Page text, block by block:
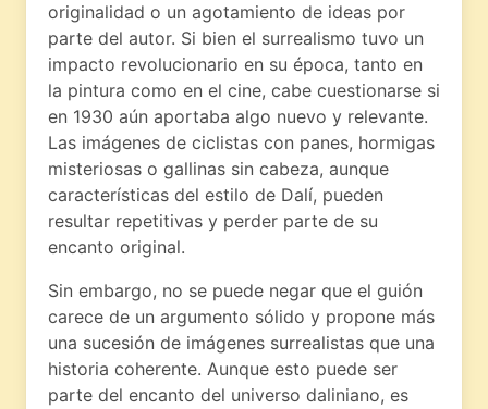
originalidad o un agotamiento de ideas por
parte del autor. Si bien el surrealismo tuvo un
impacto revolucionario en su época, tanto en
la pintura como en el cine, cabe cuestionarse si
en 1930 aún aportaba algo nuevo y relevante.
Las imágenes de ciclistas con panes, hormigas
misteriosas o gallinas sin cabeza, aunque
características del estilo de Dalí, pueden
resultar repetitivas y perder parte de su
encanto original.
Sin embargo, no se puede negar que el guión
carece de un argumento sólido y propone más
una sucesión de imágenes surrealistas que una
historia coherente. Aunque esto puede ser
parte del encanto del universo daliniano, es